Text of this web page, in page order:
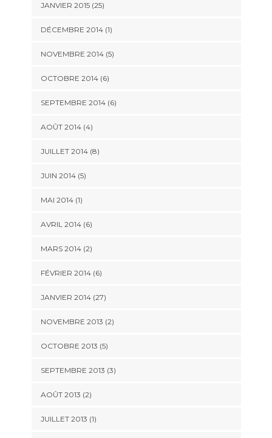
JANVIER 2015 (25)
DÉCEMBRE 2014 (1)
NOVEMBRE 2014 (5)
OCTOBRE 2014 (6)
SEPTEMBRE 2014 (6)
AOÛT 2014 (4)
JUILLET 2014 (8)
JUIN 2014 (5)
MAI 2014 (1)
AVRIL 2014 (6)
MARS 2014 (2)
FÉVRIER 2014 (6)
JANVIER 2014 (27)
NOVEMBRE 2013 (2)
OCTOBRE 2013 (5)
SEPTEMBRE 2013 (3)
AOÛT 2013 (2)
JUILLET 2013 (1)